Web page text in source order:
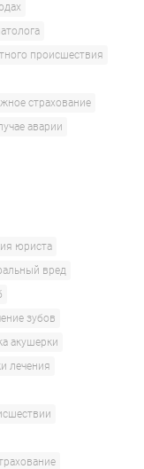
происшествия
страхование
аварии
юриста
вред
зубов
акушерки
лечения